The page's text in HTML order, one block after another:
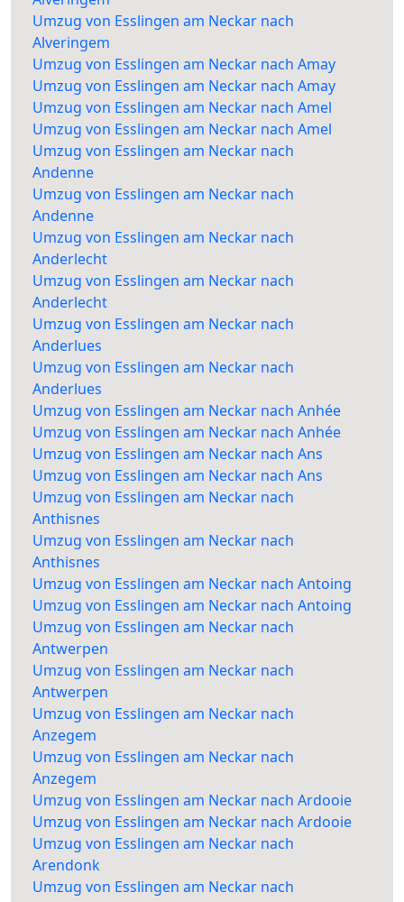
Umzug von Esslingen am Neckar nach
Alveringem
Umzug von Esslingen am Neckar nach Amay
Umzug von Esslingen am Neckar nach Amay
Umzug von Esslingen am Neckar nach Amel
Umzug von Esslingen am Neckar nach Amel
Umzug von Esslingen am Neckar nach
Andenne
Umzug von Esslingen am Neckar nach
Andenne
Umzug von Esslingen am Neckar nach
Anderlecht
Umzug von Esslingen am Neckar nach
Anderlecht
Umzug von Esslingen am Neckar nach
Anderlues
Umzug von Esslingen am Neckar nach
Anderlues
Umzug von Esslingen am Neckar nach Anhée
Umzug von Esslingen am Neckar nach Anhée
Umzug von Esslingen am Neckar nach Ans
Umzug von Esslingen am Neckar nach Ans
Umzug von Esslingen am Neckar nach
Anthisnes
Umzug von Esslingen am Neckar nach
Anthisnes
Umzug von Esslingen am Neckar nach Antoing
Umzug von Esslingen am Neckar nach Antoing
Umzug von Esslingen am Neckar nach
Antwerpen
Umzug von Esslingen am Neckar nach
Antwerpen
Umzug von Esslingen am Neckar nach
Anzegem
Umzug von Esslingen am Neckar nach
Anzegem
Umzug von Esslingen am Neckar nach Ardooie
Umzug von Esslingen am Neckar nach Ardooie
Umzug von Esslingen am Neckar nach
Arendonk
Umzug von Esslingen am Neckar nach